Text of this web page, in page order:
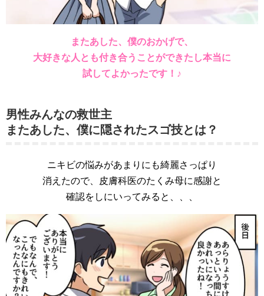
またあした、僕のおかげで、
大好きな人とも付き合うことができたし本当に
試してよかったです！♪
男性みんなの救世主
またあした、僕に隠されたスゴ技とは？
ニキビの悩みがあまりにも綺麗さっぱり
消えたので、皮膚科医のたくみ母に感謝と
確認をしにいってみると、、、